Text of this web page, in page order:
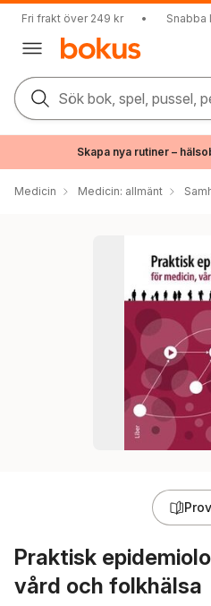
Fri frakt över 249 kr • Snabba
Sök bok, spel, pussel,
Skapa nya rutiner –
Medicin Medicin: allmänt
Praktisk
vård och folkhälsa